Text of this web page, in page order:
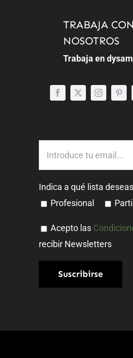
TRABAJA CON
NOSOTROS
Trabaja en
Indica a qué lista
Profesional
Acepto las
recibir Newsletters